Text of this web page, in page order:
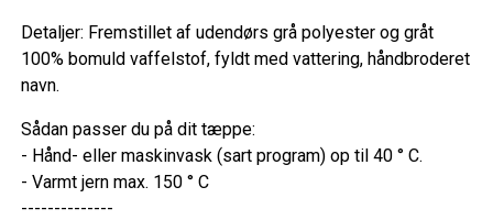
Detaljer: Fremstillet af udendørs grå polyester og gråt
100% bomuld vaffelstof, fyldt med vattering, håndbroderet
navn.
Sådan passer du på dit tæppe:
- Hånd- eller maskinvask (sart program) op til 40 ° C.
- Varmt jern max. 150 ° C
--------------